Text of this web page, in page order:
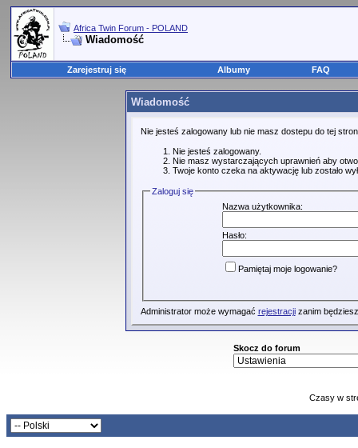
Africa Twin Forum - POLAND
Wiadomość
Zarejestruj się Albumy FAQ
Wiadomość
Nie jesteś zalogowany lub nie masz dostepu do tej
Nie jesteś zalogowany.
Nie masz wystarczających uprawnień aby
Twoje konto czeka na aktywację lub zostało
Zaloguj się
Nazwa użytkownika:
Hasło:
Pamiętaj moje logowanie?
Administrator może wymagać rejestracjizanim
Skocz do forum
Czasy w